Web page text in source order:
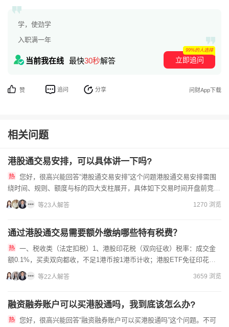
学，使劲学
入职满一年
当前我在线 最快30秒解答 立即追问
99%的人选择
赞 追问 分享 问财App下载
相关问题
港股通交易安排，可以具体讲一下吗?
绕时间、规则、额度与标的四大支柱展开，具体如下交易时间开盘前竞价
时段为9点至9点30分，早市连续交易从9点30分至12点，...
等23人解答 1270 浏览
通过港股通交易需要额外缴纳哪些特有税费？
额0.1%，买卖双向都收，不足1港币按1港币计收；港股ETF免征印花税
上海证券交...。A股印花税：仅卖出单边0.1%。这是...
等22人解答 3659 浏览
融资融券账户可以买港股通吗，我到底该怎么办?